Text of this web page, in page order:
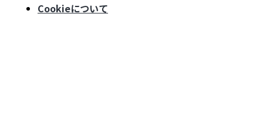
Cookieについて